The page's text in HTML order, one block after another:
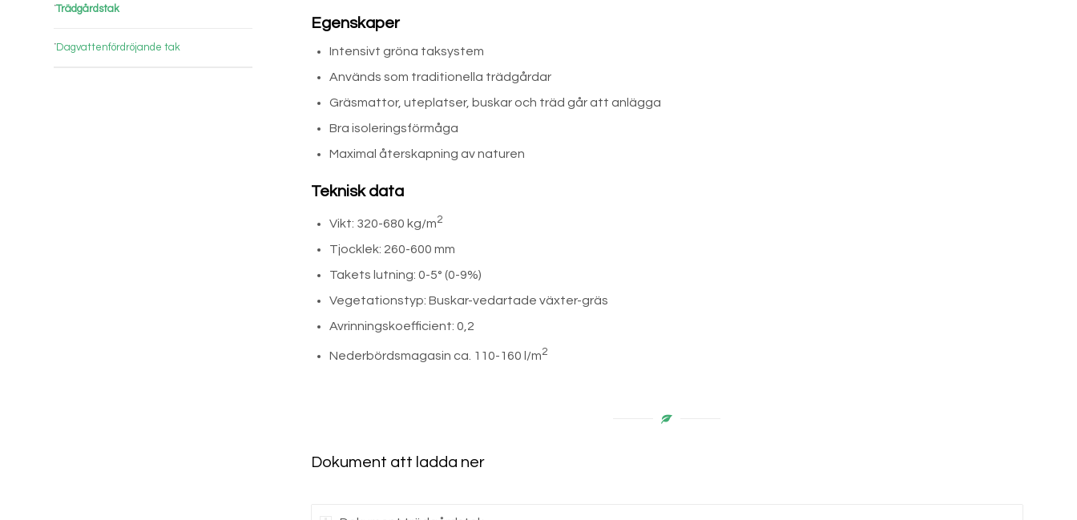
Trädgårdstak
Dagvattenfördröjande tak
Egenskaper
Intensivt gröna taksystem
Används som traditionella trädgårdar
Gräsmattor, uteplatser, buskar och träd går att anlägga
Bra isoleringsförmåga
Maximal återskapning av naturen
Teknisk data
Vikt: 320-680 kg/m2
Tjocklek: 260-600 mm
Takets lutning: 0-5° (0-9%)
Vegetationstyp: Buskar-vedartade växter-gräs
Avrinningskoefficient: 0,2
Nederbördsmagasin ca. 110-160 l/m2
Dokument att ladda ner